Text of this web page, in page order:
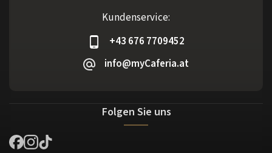
Kundenservice:
+43 676 7709452
info@myCaferia.at
Folgen Sie uns